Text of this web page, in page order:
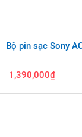
Bộ pin sạc Sony
1,390,000₫